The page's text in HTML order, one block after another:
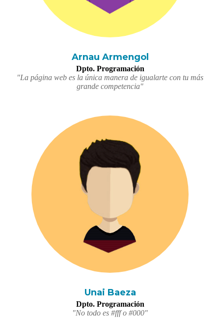
Arnau Armengol
Dpto. Programación
"La página web es la única manera de igualarte con tu más
grande competencia"
Unai Baeza
Dpto. Programación
"No todo es #fff o #000"